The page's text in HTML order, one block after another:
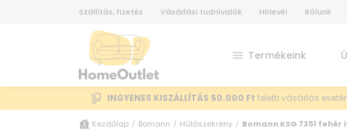
Szállítás, fizetés Vásárlási tudnivalók Hírlevél Rólunk
Termékeink
INGYENES KISZÁLLÍTÁS 50.000 Ft feletti vásárlás
Kezdőlap / Bomann / Hűtőszekrény / Bomann KSG 7351